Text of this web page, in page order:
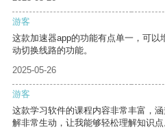
游客
这款加速器app的功能有点单一，可以
动切换线路的功能。
2025-05-26
游客
这款学习软件的课程内容非常丰富，
解非常生动，让我能够轻松理解知识点